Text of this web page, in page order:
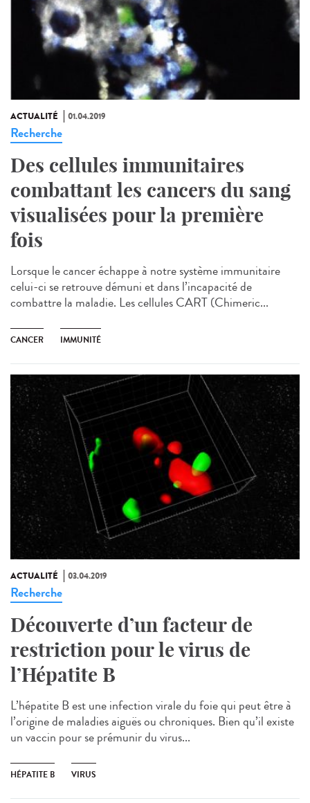
ACTUALITÉ 01.04.2019
Recherche
Des cellules immunitaires
combattant les cancers du sang
visualisées pour la première
fois
Lorsque le cancer échappe à notre système immunitaire
celui-ci se retrouve démuni et dans l’incapacité de
combattre la maladie. Les cellules CART (Chimeric...
CANCER IMMUNITÉ
ACTUALITÉ 03.04.2019
Recherche
Découverte d’un facteur de
restriction pour le virus de
l’Hépatite B
L’hépatite B est une infection virale du foie qui peut être à
l’origine de maladies aiguës ou chroniques. Bien qu’il existe
un vaccin pour se prémunir du virus...
HÉPATITE B VIRUS